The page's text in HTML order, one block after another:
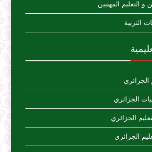
و التعليم المهنيين
التربية
الجزائري
الجزائري
الجزائري
الجزائري